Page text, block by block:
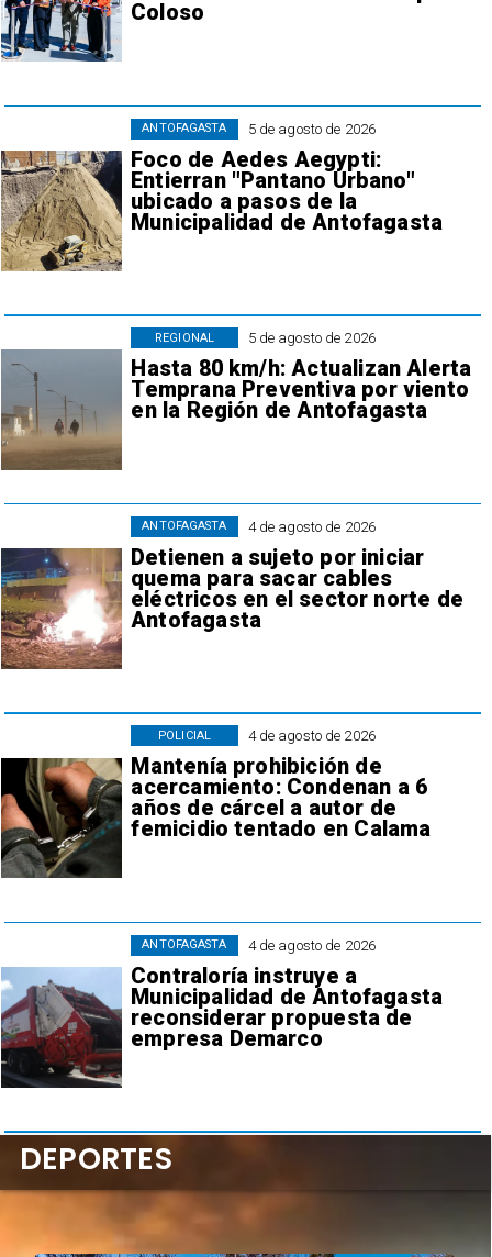
Coloso
5 de agosto de 2026
Foco de Aedes Aegypti:
Entierran "Pantano Urbano"
ubicado a pasos de la
Municipalidad de Antofagasta
ANTOFAGASTA
5 de agosto de 2026
Hasta 80 km/h: Actualizan Alerta
Temprana Preventiva por viento
en la Región de Antofagasta
REGIONAL
4 de agosto de 2026
Detienen a sujeto por iniciar
quema para sacar cables
eléctricos en el sector norte de
Antofagasta
ANTOFAGASTA
4 de agosto de 2026
Mantenía prohibición de
acercamiento: Condenan a 6
años de cárcel a autor de
femicidio tentado en Calama
POLICIAL
4 de agosto de 2026
Contraloría instruye a
Municipalidad de Antofagasta
reconsiderar propuesta de
empresa Demarco
ANTOFAGASTA
DEPORTES